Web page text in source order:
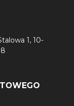
1, 10-